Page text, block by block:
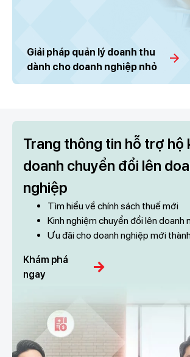
Giải pháp quản lý doanh thu
dành cho doanh nghiệp nhỏ
Trang thông tin hỗ trợ hộ
doanh chuyển đổi lên
nghiệp
Tìm hiểu về chính sách thuế mới
Kinh nghiệm chuyển đổi lên doanh
Ưu đãi cho doanh nghiệp mới
Khám phá
ngay
arrow_forward